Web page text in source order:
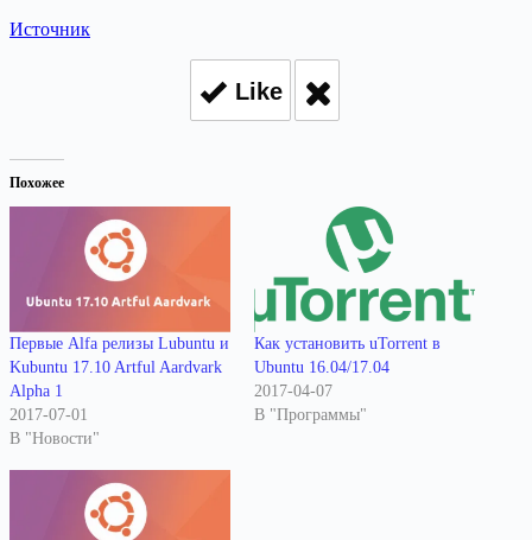
Источник
Like
Похожее
Первые Alfa релизы Lubuntu и
Kubuntu 17.10 Artful Aardvark
Alpha 1
2017-07-01
В "Новости"
Как установить uTorrent в
Ubuntu 16.04/17.04
2017-04-07
В "Программы"